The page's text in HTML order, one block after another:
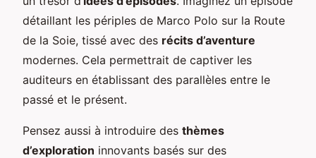
détaillant les périples de Marco Polo sur la Route
de la Soie, tissé avec des récits d’aventure
modernes. Cela permettrait de captiver les
auditeurs en établissant des parallèles entre le
passé et le présent.
Pensez aussi à introduire des thèmes
d’exploration innovants basés sur des